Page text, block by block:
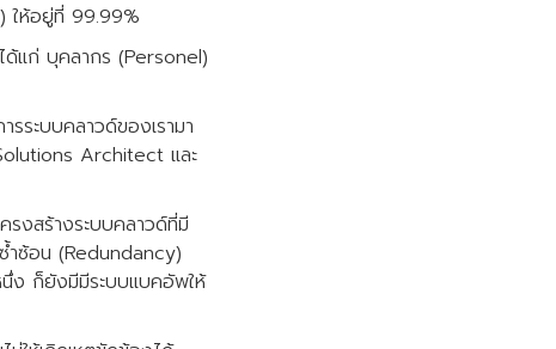
ให้อยู่ที่ 99.99%
ด้แก่ บุคลากร (Personel)
ระบบคลาวด์ของเรามา
Architect และ
รงสร้างระบบคลาวด์ที่มี
ำซ้อน (Redundancy)
ง ก็ยังมีมีระบบแบคอัพให้